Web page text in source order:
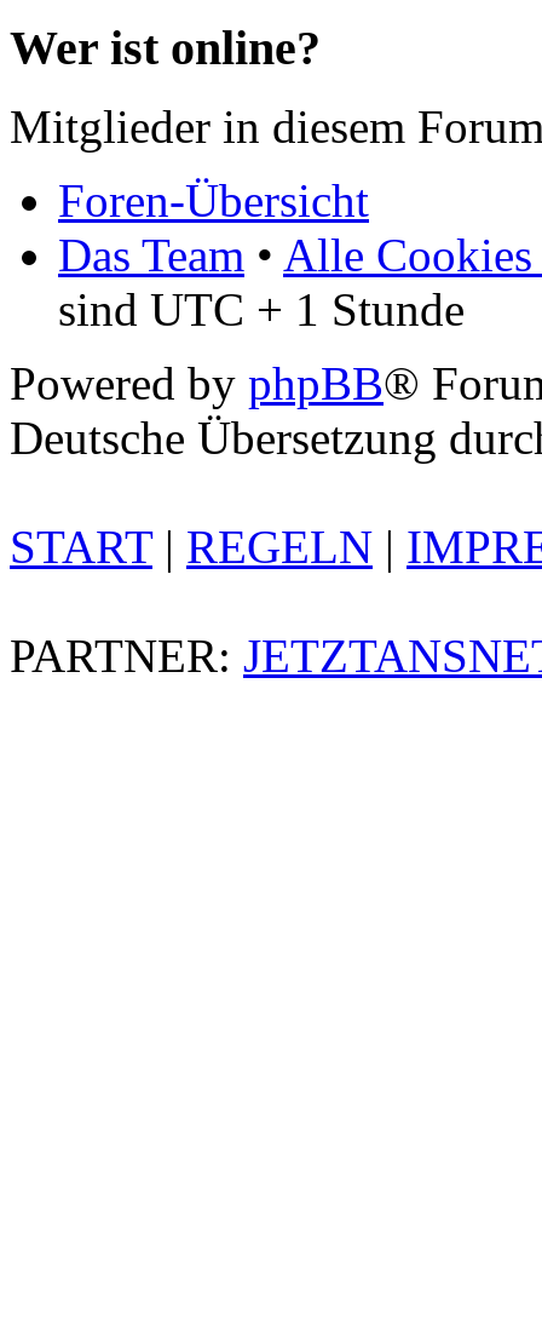
Wer ist online?
Mitglieder in diesem
Foren-Übersicht
Das Team • Alle Cookies
sind UTC + 1 Stunde
Powered by phpBB®
Deutsche Übersetzung
START| REGELN |
PARTNER: